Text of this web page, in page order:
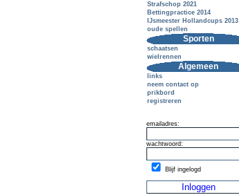
Strafschop 2021
Bettingpractice 2014
IJsmeester Hollandcups 2013
oude spellen
Sporten
schaatsen
wielrennen
Algemeen
links
neem contact op
prikbord
registreren
emailadres:
wachtwoord:
Blijf ingelogd